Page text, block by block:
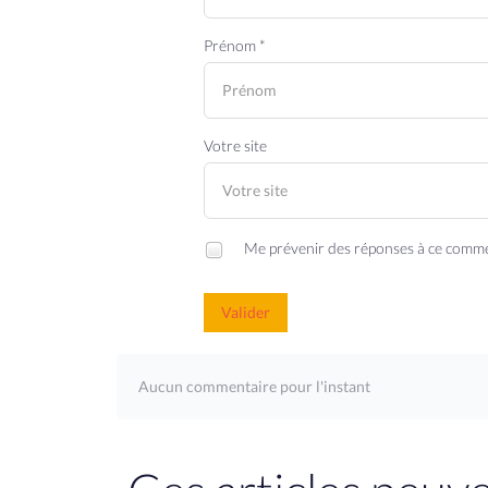
Prénom *
Votre site
Me prévenir des réponses à ce
Valider
Aucun commentaire pour l'instant